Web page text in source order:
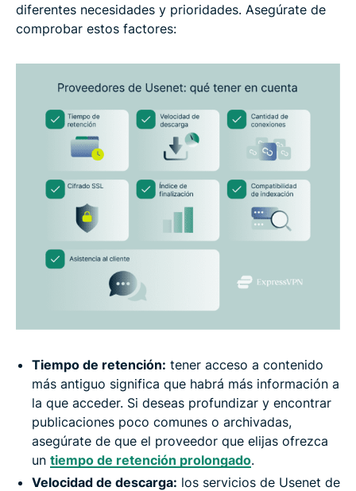
diferentes necesidades y prioridades. Asegúrate de
comprobar estos factores:
Tiempo de retención: tener acceso a contenido
más antiguo significa que habrá más información a
la que acceder. Si deseas profundizar y encontrar
publicaciones poco comunes o archivadas,
asegúrate de que el proveedor que elijas ofrezca
un tiempo de retención prolongado.
Velocidad de descarga: los servicios de Usenet de